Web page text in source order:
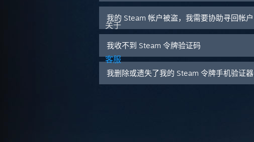
关于
客服
我的 Steam 帐户被盗，我需要协助寻回帐户
我收不到 Steam 令牌验证码
我删除或遗失了我的 Steam 令牌手机验证器